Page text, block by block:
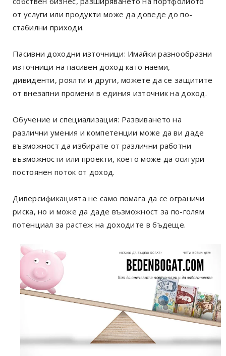
от услуги или продукти може да доведе до по-
стабилни приходи.
Пасивни доходни източници: Имайки разнообразни
източници на пасивен доход като наеми,
дивиденти, роялти и други, можете да се защитите
от внезапни промени в единия източник на доход.
Обучение и специализация: Развиването на
различни умения и компетенции може да ви даде
възможност да избирате от различни работни
възможности или проекти, което може да осигури
постоянен поток от доход.
Диверсификацията не само помага да се ограничи
риска, но и може да даде възможност за по-голям
потенциал за растеж на доходите в бъдеще.